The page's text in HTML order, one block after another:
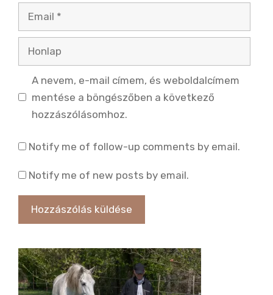
Email
Honlap
A nevem, e-mail címem, és weboldalcímem
mentése a böngészőben a következő
hozzászólásomhoz.
Notify me of follow-up comments by email.
Notify me of new posts by email.